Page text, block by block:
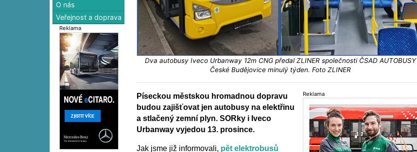
O nás
Veřejnost a doprava
Reklama
Dva autobusy Iveco Urbanway 12m CNG předal ZLINER společnosti ČSAD AUTOBUSY
České Budějovice minulý týden. Foto ZLINER
Reklama
Píseckou městskou hromadnou dopravu
budou zajišťovat jen autobusy na elektřinu
a stlačený zemní plyn. SORky i Iveco
Urbanway vyjedou 13. prosince.
Jak jsme již informovali, pět elektrobusů